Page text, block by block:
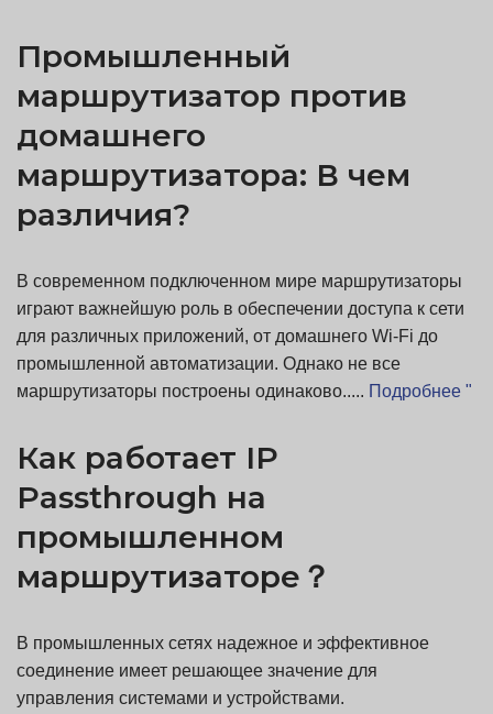
Промышленный
маршрутизатор против
домашнего
маршрутизатора: В чем
различия?
В современном подключенном мире маршрутизаторы
играют важнейшую роль в обеспечении доступа к сети
для различных приложений, от домашнего Wi-Fi до
промышленной автоматизации. Однако не все
маршрутизаторы построены одинаково..... Подробнее "
Как работает IP
Passthrough на
промышленном
маршрутизаторе？
В промышленных сетях надежное и эффективное
соединение имеет решающее значение для
управления системами и устройствами.